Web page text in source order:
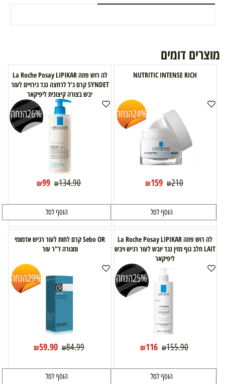
מוצרים דומים
NUTRITIC INTENSE RICH
24%הנחה
₪210
₪159
הוסף לסל
לה רוש פוזה La Roche Posay LIPIKAR
SYNDET קרם ג'ל לרחצה נגד גירויים לעור
יבש בצורה קיצונית ליפיקאר
26%הנחה
₪134.90
₪99
הוסף לסל
לה רוש פוזה La Roche Posay LIPIKAR
LAIT חלב גוף מזין נגד יובש לעור רגיש ויבש
ליפיקאר
25%הנחה
₪155.90
₪116
הוסף לסל
Sebo OR קרם לחות לעור רגיש אדמומי
ומגורה ד"ר עור
29%הנחה
₪84.99
₪59.90
הוסף לסל